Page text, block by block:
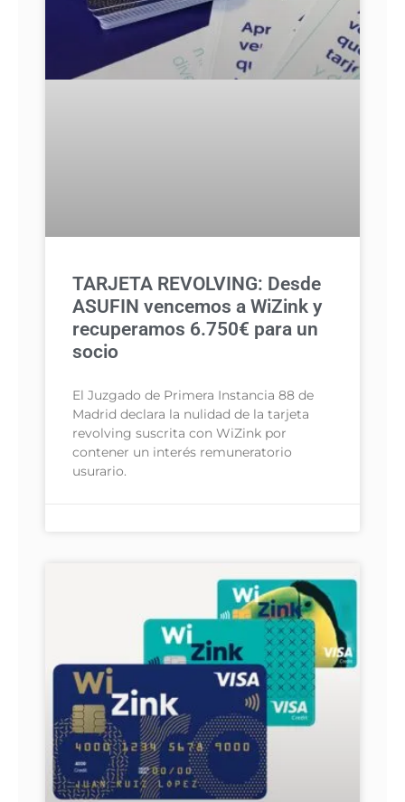
TARJETA REVOLVING: Desde
ASUFIN vencemos a WiZink y
recuperamos 6.750€ para un
socio
El Juzgado de Primera Instancia 88 de
Madrid declara la nulidad de la tarjeta
revolving suscrita con WiZink por
contener un interés remuneratorio
usurario.